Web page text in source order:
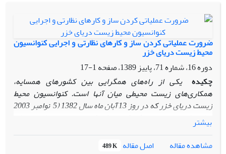
ضرورت عملیاتی کردن ساز و کارهای نظارتی و اجرایی کنوانسیون
محیط زیست دریای خزر
دوره 16، شماره 71، پاییز 1389، صفحه
1-17
چکیده
یکی از راه‌های همگرایی بین کشورهای همسایه،
همکاری‌های زیست محیطی میان آنها است. کنوانسیون محیط
زیست دریای خزر که در روز 13 آبان ماه سال 1382 (5 نوامبر 2003
میلادی)
محیط زیست دریای خزر، کنترل آلودگی آن، مدیریت سواحل و
برداشت‌های پایدار از ذخایر خاویاری و غیره به امضا رسید در
بیشتر
مشاهده مقاله
اصل مقاله 489 K